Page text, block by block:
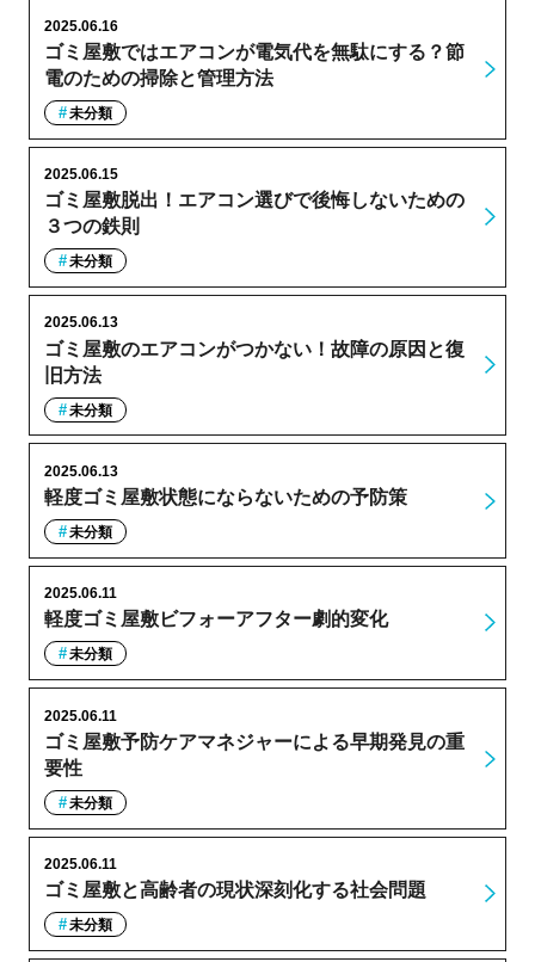
ゴミ屋敷ではエアコンが電気代を無駄にする？節
電のための掃除と管理方法
2025.06.16
未分類
ゴミ屋敷脱出！エアコン選びで後悔しないための
３つの鉄則
2025.06.15
未分類
ゴミ屋敷のエアコンがつかない！故障の原因と復
旧方法
2025.06.13
未分類
軽度ゴミ屋敷状態にならないための予防策
2025.06.13
未分類
軽度ゴミ屋敷ビフォーアフター劇的変化
2025.06.11
未分類
ゴミ屋敷予防ケアマネジャーによる早期発見の重
要性
2025.06.11
未分類
ゴミ屋敷と高齢者の現状深刻化する社会問題
2025.06.11
未分類